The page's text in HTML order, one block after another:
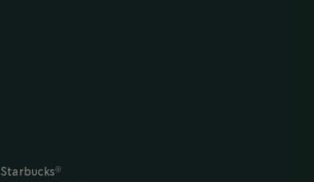
Starbucks®